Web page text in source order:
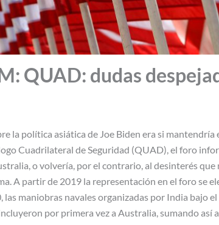
QUAD: dudas
la política asiática de Joe Biden era si
Cuadrilateral de Seguridad (QUAD), el foro
o volvería, por el contrario, al desinterés
A partir de 2019 la representación en el foro se
las maniobras navales organizadas por India bajo
por primera vez a Australia, sumando así